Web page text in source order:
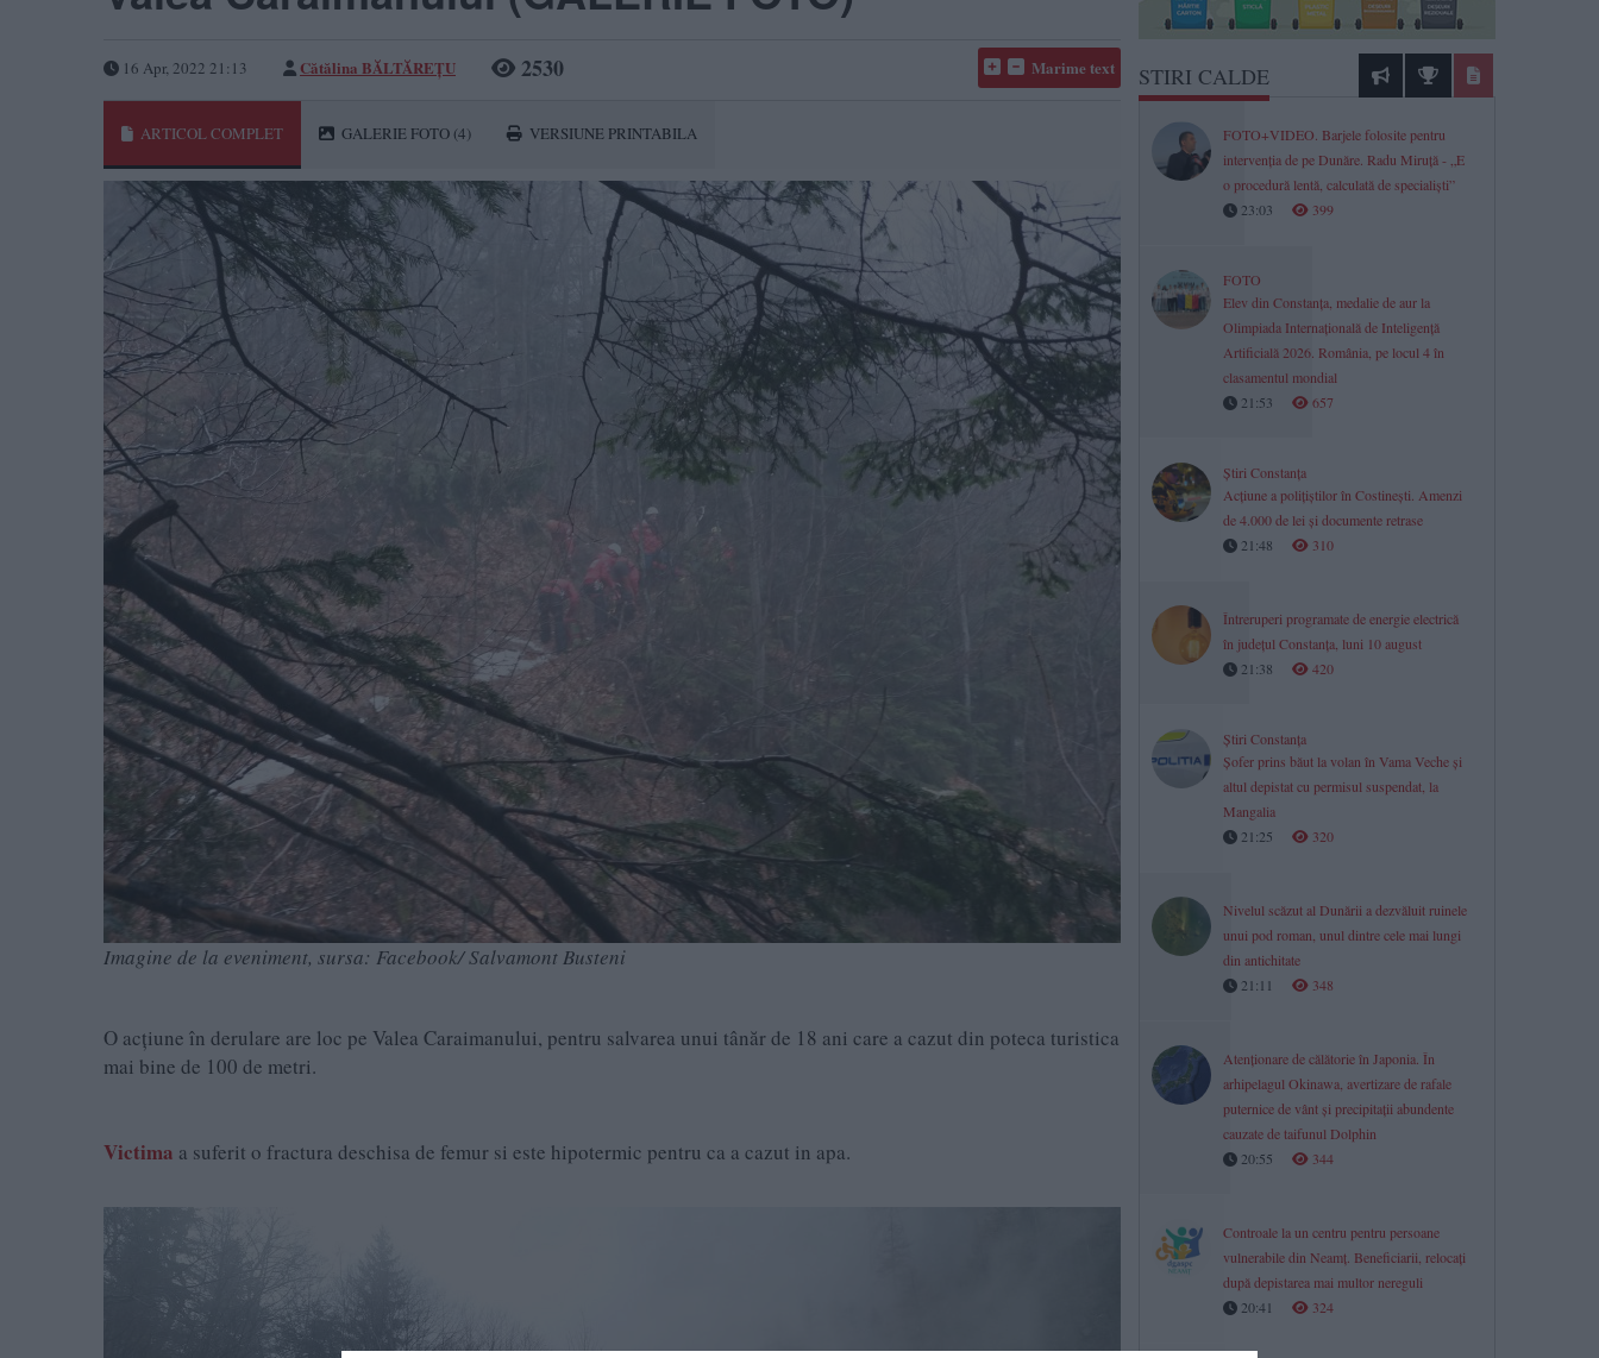
16 Apr, 2022 21:13 Cătălina BĂLTĂREȚU 2530 Marime text
ARTICOL COMPLET GALERIE FOTO (4) VERSIUNE PRINTABILA
Imagine de la eveniment, sursa: Facebook/ Salvamont Busteni
O acțiune în derulare are loc pe Valea Caraimanului, pentru salvarea unui tânăr de 18 ani care a cazut din poteca turistica
mai bine de 100 de metri.
Victima a suferit o fractura deschisa de femur si este hipotermic pentru ca a cazut in apa.
STIRI CALDE
FOTO+VIDEO. Barjele folosite pentru
intervenția de pe Dunăre. Radu Miruță - „E
o procedură lentă, calculată de specialiști”
23:03
399
FOTO
Elev din Constanța, medalie de aur la
Olimpiada Internațională de Inteligență
Artificială 2026. România, pe locul 4 în
clasamentul mondial
21:53
657
Știri Constanța
Acțiune a polițiștilor în Costinești. Amenzi
de 4.000 de lei și documente retrase
21:48
310
Întreruperi programate de energie electrică
în județul Constanța, luni 10 august
21:38
420
Știri Constanța
Șofer prins băut la volan în Vama Veche și
altul depistat cu permisul suspendat, la
Mangalia
21:25
320
Nivelul scăzut al Dunării a dezvăluit ruinele
unui pod roman, unul dintre cele mai lungi
din antichitate
21:11
348
Atenționare de călătorie în Japonia. În
arhipelagul Okinawa, avertizare de rafale
puternice de vânt și precipitații abundente
cauzate de taifunul Dolphin
20:55
344
Controale la un centru pentru persoane
vulnerabile din Neamț. Beneficiarii, relocați
după depistarea mai multor nereguli
20:41
324